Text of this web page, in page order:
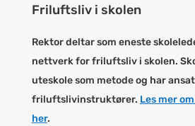
Friluftsliv i skolen
Rektor deltar som eneste
nettverk for friluftsliv i skolen.
uteskole som metode og har
friluftslivinstruktører. Les mer
her.